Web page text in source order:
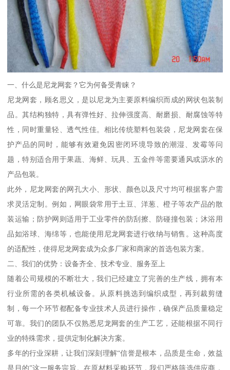
一、什么是尼龙网套？它为何备受青睐？
尼龙网套，顾名思义，是以尼龙为主要原料编织而成的网状包装制
品。其结构独特，具有弹性好、拉伸强度高、耐磨损、耐腐蚀等特
性，同时重量轻、透气性佳。相比传统塑料包装袋，尼龙网套在保
护产品的同时，能够有效避免因密闭环境导致的潮湿、发霉等问
题，特别适合用于果蔬、海鲜、玩具、五金件等需要通风或沥水的
产品包装。
此外，尼龙网套的网孔大小、形状、颜色以及尺寸均可根据客户需
求灵活定制。例如，网眼袋常用于土豆、洋葱、橙子等农产品的散
装运输；防护网则适用于工业零件的防刮擦、防碰撞包装；沐浴用
品如浴球、海绵等，也能使用尼龙网套进行收纳与销售。这种高度
的适配性，使得尼龙网套成为众多厂家和商家的首选包装方案。
二、我们的优势：设备齐全、技术专业、服务至上
随着公司规模的不断壮大，我们已经建立了完善的生产线，拥有本
行业所需的各类机械设备。从原料挑选到编织成型，再到裁剪缝
制，每一个环节都配备专业技术人员进行操作，确保产品质量稳定
可靠。我们的团队不仅熟悉尼龙网套的生产工艺，还能根据不同行
业的特殊需求，提供定制化解决方案。
多年的行业深耕，让我们深刻理解“信誉是根本，品质是生命，效益
是目的”这一服务宗旨。在原材料采购环节，我们严格筛选供应商，